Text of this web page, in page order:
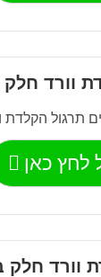
וורד חלק
הקלדת
לחץ כאן
וורד חלק ב-